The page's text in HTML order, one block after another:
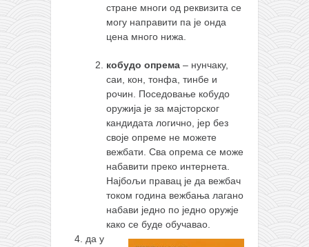
стране многи од реквизита се
могу направити па је онда
цена много нижа.
кобудо опрема – нунчаку,
саи, кон, тонфа, тинбе и
рочин. Поседовање кобудо
оружија је за мајсторског
кандидата логично, јер без
своје опреме не можете
вежбати. Сва опрема се може
набавити преко интернета.
Најбољи правац је да вежбач
током година вежбања лагано
набави једно по једно оружје
како се буде обучавао.
да у